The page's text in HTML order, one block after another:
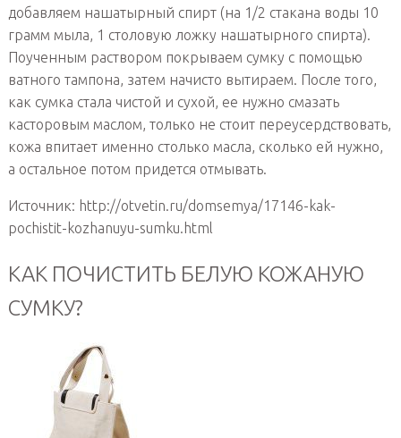
добавляем нашатырный спирт (на 1/2 стакана воды 10
грамм мыла, 1 столовую ложку нашатырного спирта).
Поученным раствором покрываем сумку с помощью
ватного тампона, затем начисто вытираем. После того,
как сумка стала чистой и сухой, ее нужно смазать
касторовым маслом, только не стоит переусердствовать,
кожа впитает именно столько масла, сколько ей нужно,
а остальное потом придется отмывать.
Источник: http://otvetin.ru/domsemya/17146-kak-
pochistit-kozhanuyu-sumku.html
КАК ПОЧИСТИТЬ БЕЛУЮ КОЖАНУЮ
СУМКУ?